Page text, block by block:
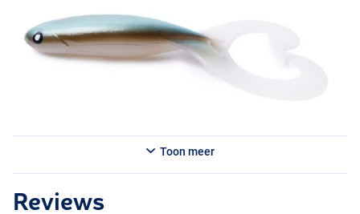
Glitter Burbot
Toon meer
Reviews